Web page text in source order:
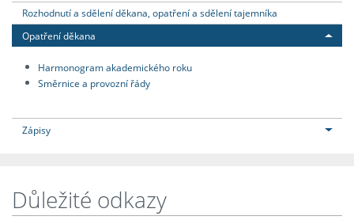
Rozhodnutí a sdělení děkana, opatření a sdělení tajemníka
Opatření děkana
Harmonogram akademického roku
Směrnice a provozní řády
Zápisy
Důležité odkazy